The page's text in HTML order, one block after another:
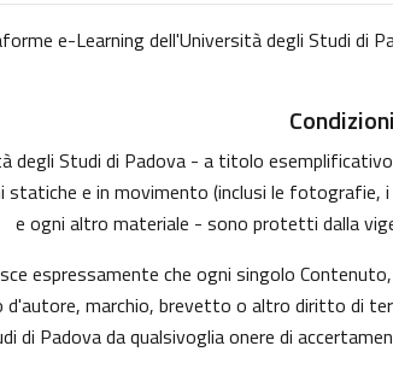
e-Learning dell'Università degli Studi di
degli Studi di Padova - a titolo
e in movimento (inclusi le fotografie, i
e ogni altro materiale - sono protetti dalla
espressamente che ogni singolo
d'autore, marchio, brevetto o altro diritto di
di Padova da qualsivoglia onere di